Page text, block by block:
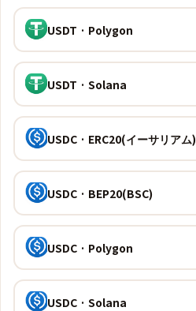
USDT · Polygon
USDT · Solana
USDC · ERC20(イーサリアム)
USDC · BEP20(BSC)
USDC · Polygon
USDC · Solana